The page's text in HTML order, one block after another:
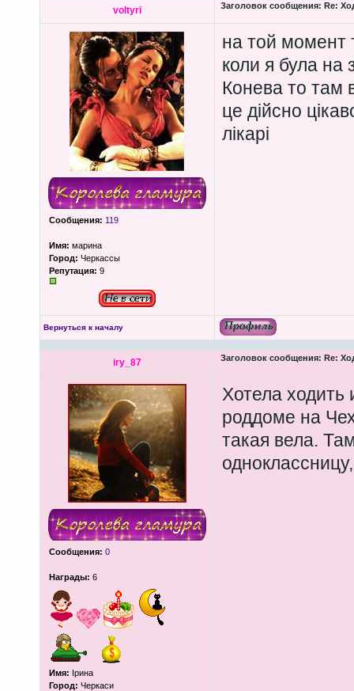
voltyri Заголовок сообщения: Re:
Сообщения: 119
Имя: марина
Город: Черкассы
Репутация: 9
на той момент
коли я була на
Конева то там
це дійсно
лікарі
Вернуться к началу
iry_87 Заголовок сообщения: Re:
Сообщения: 0
Награды: 6
Имя: Ірина
Город: Черкаси
Хотела ходить
роддоме на
такая вела.